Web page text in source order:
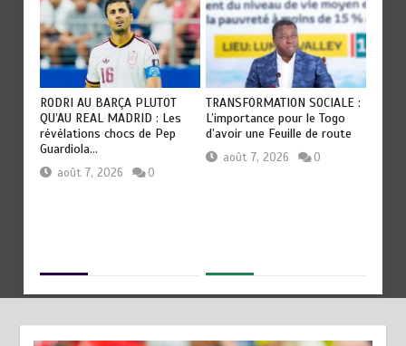
RODRI AU BARÇA PLUTOT
QU’AU REAL MADRID : Les
révélations chocs de Pep
Guardiola…
août 7, 2026 0
TRANSFORMATION SOCIALE :
L’importance pour le Togo
d’avoir une Feuille de route
août 7, 2026 0